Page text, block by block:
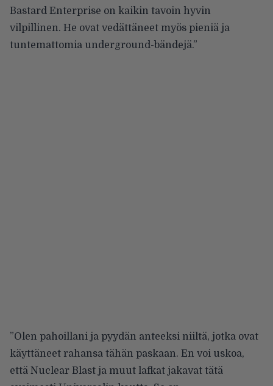
Bastard Enterprise on kaikin tavoin hyvin
vilpillinen. He ovat vedättäneet myös pieniä ja
tuntemattomia underground-bändejä.”
”Olen pahoillani ja pyydän anteeksi niiltä, jotka ovat
käyttäneet rahansa tähän paskaan. En voi uskoa,
että Nuclear Blast ja muut lafkat jakavat tätä